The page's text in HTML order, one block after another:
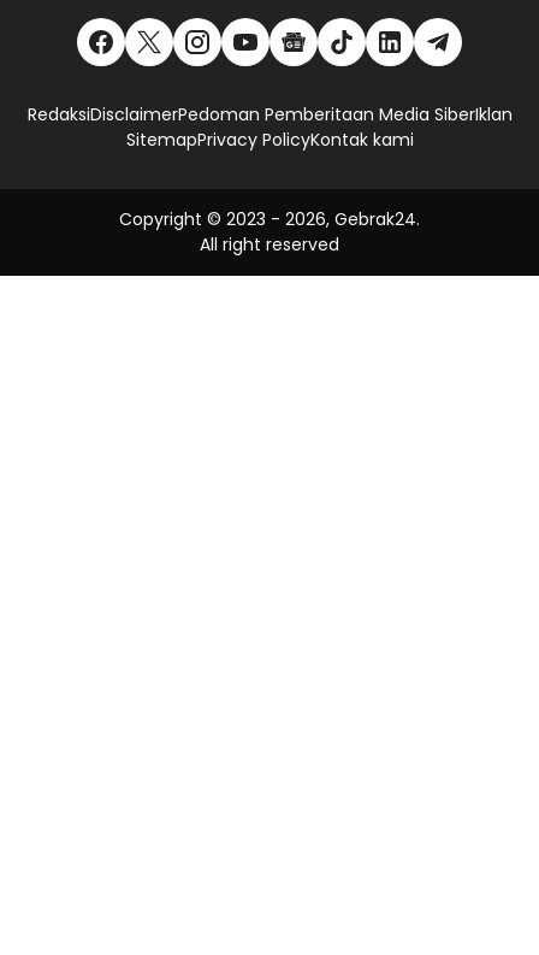
RedaksiDisclaimerPedoman Pemberitaan Media SiberIklan
SitemapPrivacy PolicyKontak kami
Copyright © 2023 - 2026, Gebrak24.
All right reserved